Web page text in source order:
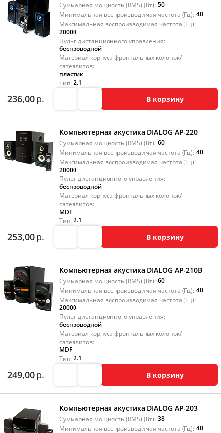
Суммарная мощность (RMS) (Вт): 50
Минимальная воспроизводимая частота (Гц): 40
Максимальная воспроизводимая частота (Гц):
20000
Пульт дистанционного управления:
беспроводной
Материал корпуса фронтальных колонок/
сателлитов:
пластик
Тип: 2.1
236,00 р. В корзину
Компьютерная акустика DIALOG AP-220
Суммарная мощность (RMS) (Вт): 60
Минимальная воспроизводимая частота (Гц): 40
Максимальная воспроизводимая частота (Гц):
20000
Пульт дистанционного управления:
беспроводной
Материал корпуса фронтальных колонок/
сателлитов:
MDF
Тип: 2.1
253,00 р. В корзину
Компьютерная акустика DIALOG AP-210B
Суммарная мощность (RMS) (Вт): 60
Минимальная воспроизводимая частота (Гц): 40
Максимальная воспроизводимая частота (Гц):
20000
Пульт дистанционного управления:
беспроводной
Материал корпуса фронтальных колонок/
сателлитов:
MDF
Тип: 2.1
249,00 р. В корзину
Компьютерная акустика DIALOG AP-203
Суммарная мощность (RMS) (Вт): 38
Минимальная воспроизводимая частота (Гц): 40